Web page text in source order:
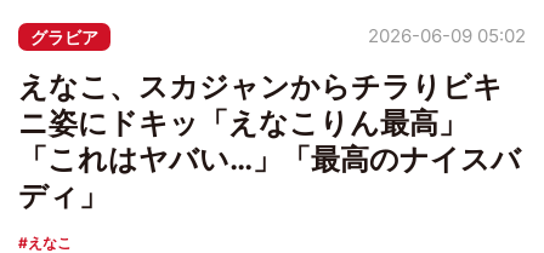
グラビア 2026-06-09 05:02
えなこ、スカジャンからチラりビキ
ニ姿にドキッ「えなこりん最高」
「これはヤバい…」「最高のナイスバ
ディ」
えなこ